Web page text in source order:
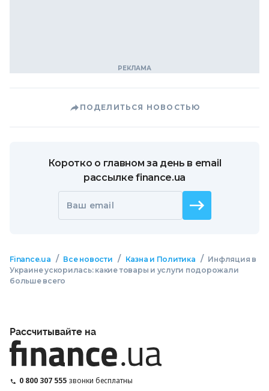
ПОДЕЛИТЬСЯ НОВОСТЬЮ
Коротко о главном за день в email
рассылке finance.ua
Ваш email
Finance.ua / Все новости / Казна и Политика / Инфляция в
Украине ускорилась: какие товары и услуги подорожали
больше всего
Рассчитывайте на
0 800 307 555 звонки бесплатны